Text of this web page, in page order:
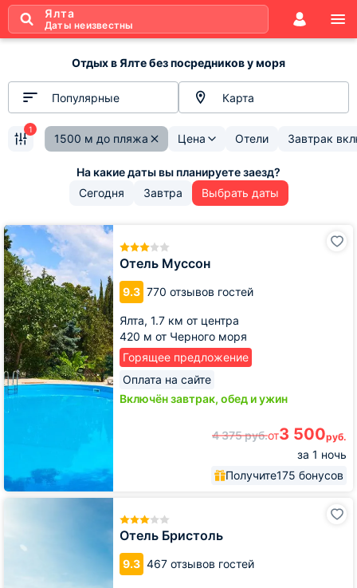
Ялта
Даты неизвестны
Отдых в Ялте без посредников у моря
Популярные Карта
1500 м до пляжа Цена Отели Завтрак
1
Сегодня Завтра Выбрать даты
Отель Муссон
9.3 770 отзывов гостей
Ялта, 1.7 км от центра
420 м от Черного моря
Горящее предложение
Оплата на сайте
Включён завтрак, обед и ужин
4 375руб.от3 500руб.
за 1 ночь
Получите175 бонусов
Отель
Муссон
Отель Бристоль
9.3 467 отзывов гостей